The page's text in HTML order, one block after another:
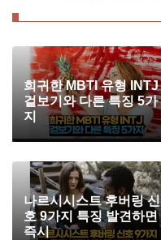
희귀한 MBTI 유형 INTJ
겉보기와 다른 특징 5가
지
나르시시스트 후버링 신
호 9가지 특징 발견하면
즉시